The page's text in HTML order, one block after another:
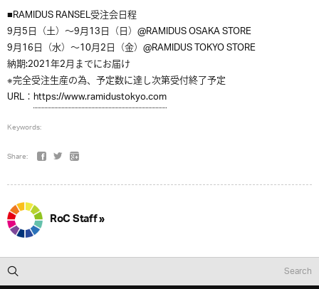
■RAMIDUS RANSEL受注会日程
9月5日（土）〜9月13日（日）@RAMIDUS OSAKA STORE
9月16日（水）〜10月2日（金）@RAMIDUS TOKYO STORE
納期:2021年2月までにお届け
※完全受注生産の為、予定数に達し次第受付終了予定
URL：https://www.ramidustokyo.com
Keywords:
Share:
RoC Staff »